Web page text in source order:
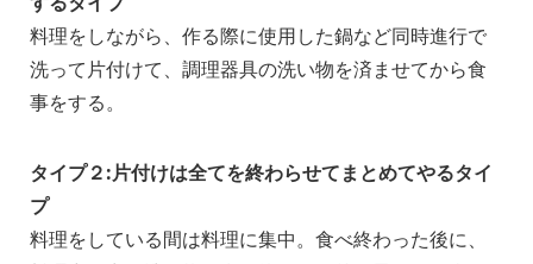
料理をしながら、作る際に使用した鍋など同時進行で
洗って片付けて、調理器具の洗い物を済ませてから食
事をする。
タイプ２:片付けは全てを終わらせてまとめてやるタイ
プ
料理をしている間は料理に集中。食べ終わった後に、